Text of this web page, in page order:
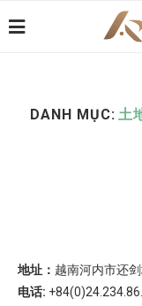
DANH MỤC: 土
地址： 越南河内市还
电话: